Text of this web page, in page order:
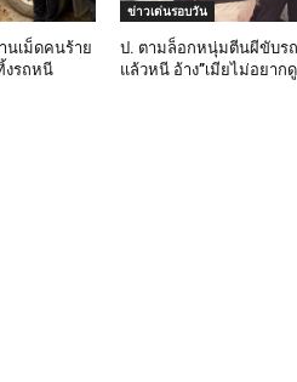
นเม็ดคนร้าย
งรถหนี
ข่าวเด่นรอบวัน
ป. ตามล็อกหนุ่มตีนผีขับร
แล้วหนี อ้าง”เมียไม่อยาก